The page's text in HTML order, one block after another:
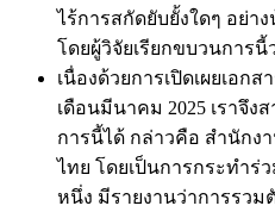
ไร้การสกัดยับยั้งใดๆ อย่า
โดยผู้วิจัยเรียกขบวนการนี้
เนื่องด้วยการเปิดเผยเอก
เดือนมีนาคม 2025 เราจึ
การนี้ได้ กล่าวคือ สำนักง
ไทย โดยเป็นการกระทำร่
หนึ่ง มีรายงานว่าการรวม